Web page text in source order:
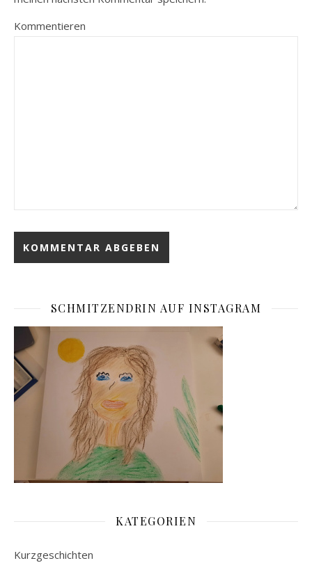
Kommentieren
SCHMITZENDRIN AUF INSTAGRAM
KATEGORIEN
Kurzgeschichten